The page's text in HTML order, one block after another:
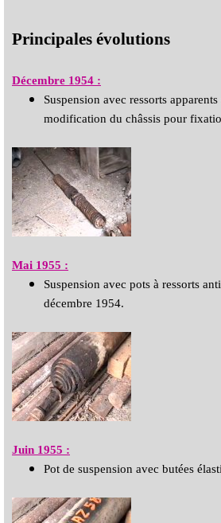
Principales évolutions
Décembre 1954 :
Suspension avec ressorts
modification du châssis pour
Mai 1955 :
Suspension avec pots à ressorts
décembre 1954.
Juin 1955 :
Pot de suspension avec butées